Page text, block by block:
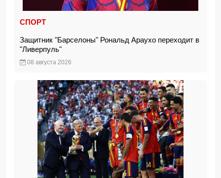
СПОРТ
Защитник "Барселоны" Рональд Араухо переходит в
"Ливерпуль"
08 августа 2026